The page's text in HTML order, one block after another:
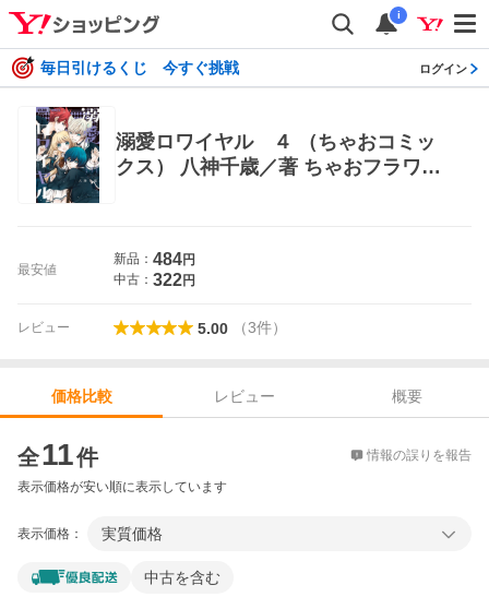
i
毎日引けるくじ 今すぐ挑戦 ログイン
溺愛ロワイヤル ４ （ちゃおコミッ
クス） 八神千歳／著 ちゃおフラワー
最安値
新品： 484円
中古： 322円
レビュー 5.00 （3件）
価格比較 レビュー
概要
全11件 情報の誤りを報告
表示価格が安い順に表示しています
表示価格： 実質価格
中古を含む